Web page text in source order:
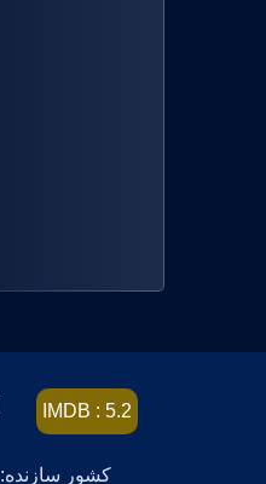
IMDB : 5.2
کشور سازنده: United States